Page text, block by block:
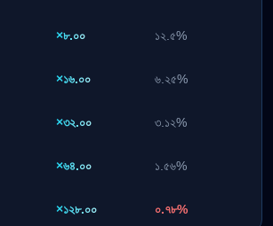
×৮.০০ ১২.৫%
×১৬.০০ ৬.২৫%
×৩২.০০ ৩.১২%
×৬৪.০০ ১.৫৬%
×১২৮.০০ ০.৭৮%